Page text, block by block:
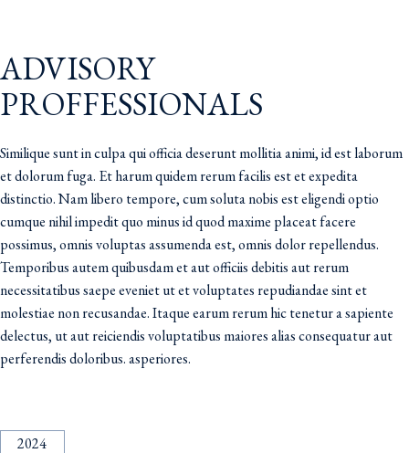
ADVISORY
PROFFESSIONALS
Similique sunt in culpa qui officia deserunt mollitia animi, id est laborum
et dolorum fuga. Et harum quidem rerum facilis est et expedita
distinctio. Nam libero tempore, cum soluta nobis est eligendi optio
cumque nihil impedit quo minus id quod maxime placeat facere
possimus, omnis voluptas assumenda est, omnis dolor repellendus.
Temporibus autem quibusdam et aut officiis debitis aut rerum
necessitatibus saepe eveniet ut et voluptates repudiandae sint et
molestiae non recusandae. Itaque earum rerum hic tenetur a sapiente
delectus, ut aut reiciendis voluptatibus maiores alias consequatur aut
perferendis doloribus. asperiores.
2024